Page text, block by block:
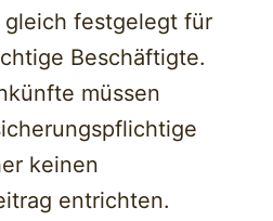
gleich festgelegt für
Beschäftigte.
müssen
keinen
entrichten.